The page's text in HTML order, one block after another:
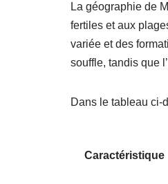
La géographie de
fertiles et aux
variée et des
souffle, tandis que
Dans le tableau ci-
Caractéristique